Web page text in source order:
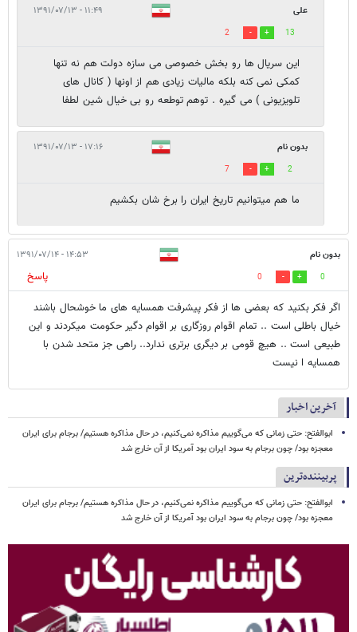
علی ۱۱:۴۹ - ۱۳۹۱/۰۷/۱۳
13
2
این سریال ها رو بخش خصوصی می سازه دولت هم نه تنها
کمکی نمی کنه بلکه مالیات زیادی هم از اونها ( کانال های
تلویزیونی ) می گیره . توهم توطعه رو بی خیال شین لطفا
بدون نام ۱۷:۱۶ - ۱۳۹۱/۰۷/۱۳
2
7
ما هم میتوانیم تاریخ ایران را برخ شان بکشیم
بدون نام ۱۴:۵۳ - ۱۳۹۱/۰۷/۱۴
0
0
پاسخ
اگر فکر بکنید که بعضی ها از فکر پیشرفت همسایه های ما خوشحال باشند
خیال باطلی است .. تمام اقوام روزگاری بر اقوام دگیر حکومت میکردند و این
طبیعی است .. هیچ قومی بر دیگری برتری ندارد.. راهی جز متحد شدن با
همسایه ا نیست
آخرین اخبار
ابوالفتح: حتی زمانی که می‌گوییم مذاکره نمی‌کنیم، در حال مذاکره هستیم/ برجام برای ایران
معجزه بود/ چون برجام به سود ایران بود آمریکا از آن خارج شد
پربیننده‌ترین
ابوالفتح: حتی زمانی که می‌گوییم مذاکره نمی‌کنیم، در حال مذاکره هستیم/ برجام برای ایران
معجزه بود/ چون برجام به سود ایران بود آمریکا از آن خارج شد